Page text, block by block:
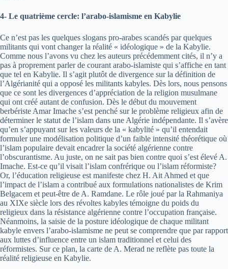
4- Le quatrième cercle: l’arabo-islamisme en Kabylie
Ce n’est pas les quelques slogans pro-arabes scandés par quelques
militants qui vont changer la réalité « idéologique » de la Kabylie.
Comme nous l’avons vu chez les auteurs précédemment cités, il n’y a
pas à proprement parler de courant arabo-islamiste qui s’affiche en tant
que tel en Kabylie. Il s’agit plutôt de divergence sur la définition de
l’Algérianité qui a opposé les militants kabyles. Dès lors, nous pensons
que ce sont les divergences d’appréciation de la religion musulmane
qui ont créé autant de confusion. Dès le début du mouvement
berbériste Amar Imache s’est penché sur le problème religieux afin de
déterminer le statut de l’islam dans une Algérie indépendante. Il s’avère
qu’en s’appuyant sur les valeurs de la « kabylité » qu’il entendait
formuler une modélisation politique d’un faible intensité théorétique où
l’islam populaire devait encadrer la société algérienne contre
l’obscurantisme. Au juste, on ne sait pas bien contre quoi s’est élevé A.
Imache. Est-ce qu’il visait l’islam confrérique ou l’islam réformiste?
Or, l’éducation religieuse est manifeste chez H. Ait Ahmed et que
l’impact de l’islam a contribué aux formulations nationalistes de Krim
Belgacem et peut-être de A. Ramdane. Le rôle joué par la Rahmaniya
au XIXe siècle lors des révoltes kabyles témoigne du poids du
religieux dans la résistance algérienne contre l’occupation française.
Néanmoins, la saisie de la posture idéologique de chaque militant
kabyle envers l’arabo-islamisme ne peut se comprendre que par rapport
aux luttes d’influence entre un islam traditionnel et celui des
réformistes. Sur ce plan, la carte de A. Merad ne reflète pas toute la
réalité religieuse en Kabylie.